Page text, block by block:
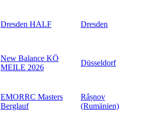
Dresden HALF Dresden
New Balance KÖ
MEILE 2026
Düsseldorf
EMORRC Masters
Berglauf
Râșnov
(Rumänien)